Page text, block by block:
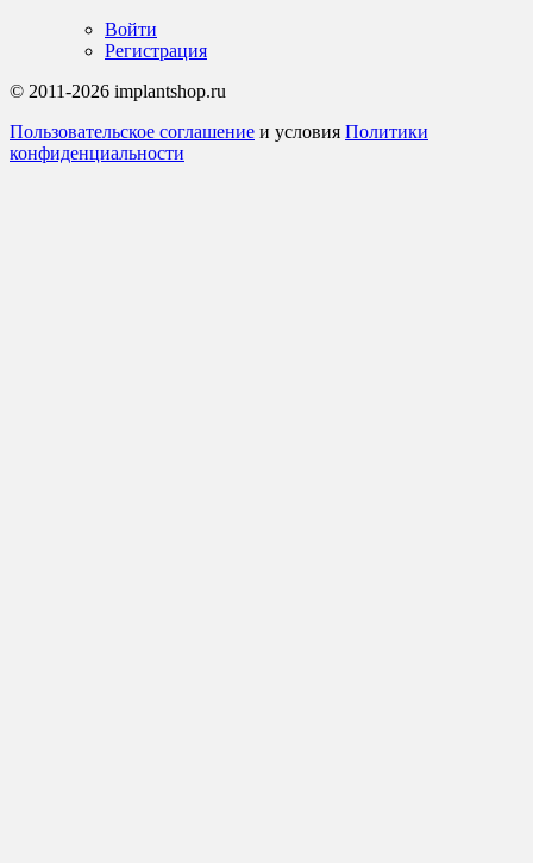
Войти
Регистрация
© 2011-2026 implantshop.ru
Пользовательское соглашение и условия Политики
конфиденциальности